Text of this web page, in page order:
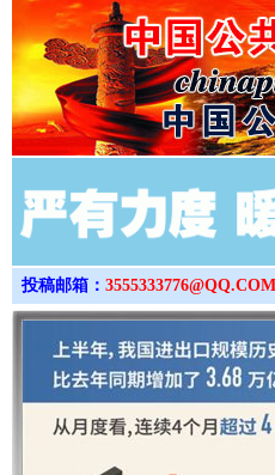
投稿邮箱： 3555333776@QQ.COM